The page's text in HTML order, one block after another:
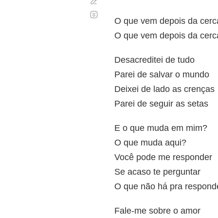
O que vem depois da
O que vem depois da
Desacreditei de tudo
Parei de salvar o mundo
Deixei de lado as crenças
Parei de seguir as setas
E o que muda em mim?
O que muda aqui?
Você pode me responder
Se acaso te perguntar
O que não há pra
Fale-me sobre o amor
automático